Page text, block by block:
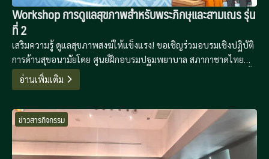
Workshop การดูแลสุขภาพสำหรับพระภิกษุและสามเณร รุ่น
ที่ 2
เสริมความรู้ ดูแลสุขภาพสงฆ์ให้แข็งแรง! ขอเชิญร่วมอบรมเชิงปฏิบัติ
การด้านสุขอนามัยโดย ศูนย์ฝึกอบรมปฐมพยาบาล สภากาชาดไทย
เรียนรู้วิธีดูแลตนเองและเพื่อนสหธรรมิกอย่างถูกวิธี 16-19 มีนาคมนี้
ณ ห้องประชุมโรงเรียนพระปริยัติธรรม วัดอาวุธวิกสิตาราม
อ่านเพิ่มเติม
ข่าวสารกิจกรรม